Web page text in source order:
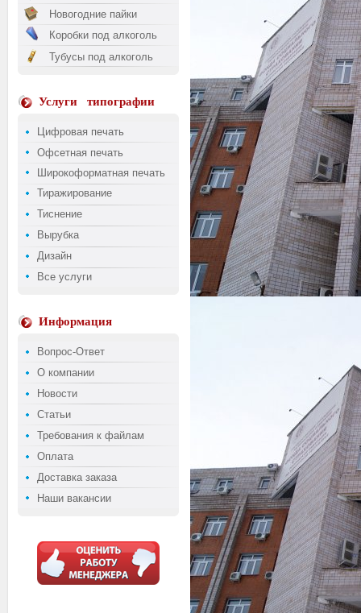
Новогодние пайки
Коробки под алкоголь
Тубусы под алкоголь
Услуги типографии
Цифровая печать
Офсетная печать
Широкоформатная печать
Тиражирование
Тиснение
Вырубка
Дизайн
Все услуги
Информация
Вопрос-Ответ
О компании
Новости
Статьи
Требования к файлам
Оплата
Доставка заказа
Наши вакансии